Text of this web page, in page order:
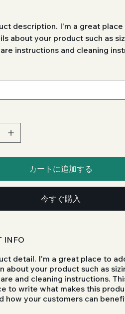
description. I'm a great place
about your product such as
instructions and cleaning
カートに追加する
今すぐ購入
INFO
detail. I'm a great place to
about your product such as
and cleaning instructions.
to write what makes this
how your customers can